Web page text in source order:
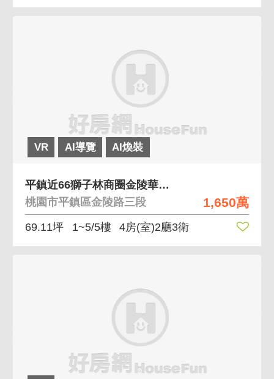
VR AI導覽 AI煥裝
1,650萬
平鎮近66獅子林商圈金陵華城花園別墅
桃園市平鎮區金陵路三段
69.11坪 1~5/5樓 4房(室)2廳3衛